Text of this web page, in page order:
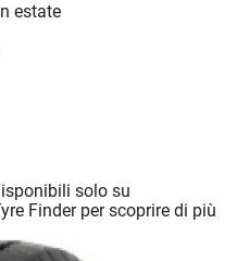
estate
solo su
Finder per scoprire di più